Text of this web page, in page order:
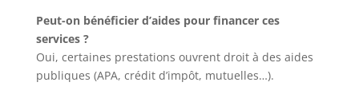
Peut-on bénéficier d’aides pour financer ces
services ?
Oui, certaines prestations ouvrent droit à des aides
publiques (APA, crédit d’impôt, mutuelles…).